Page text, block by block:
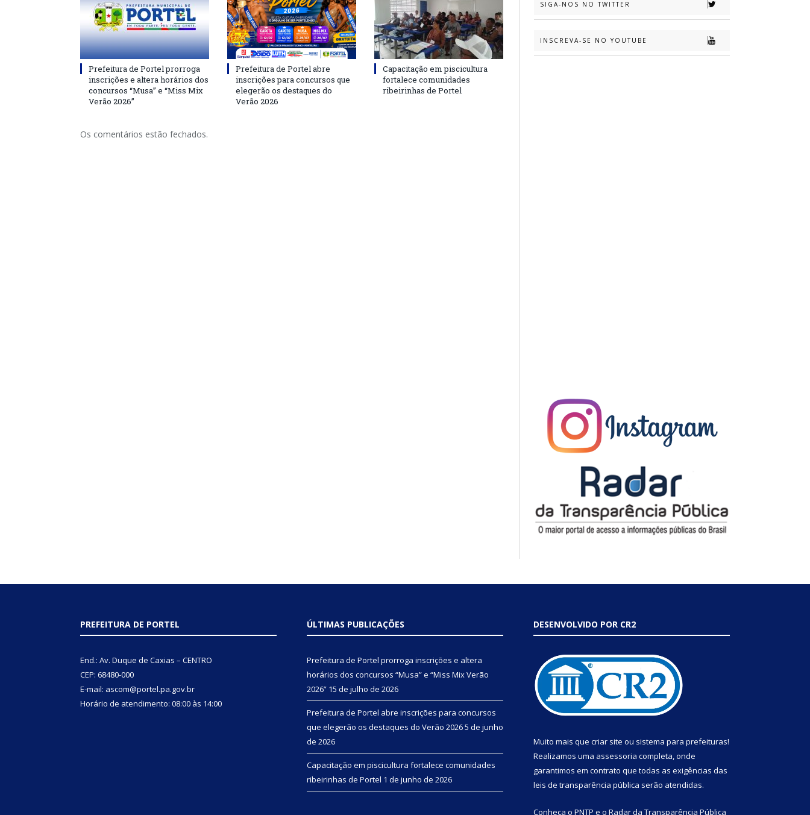
Prefeitura de Portel prorroga
inscrições e altera horários dos
concursos “Musa” e “Miss Mix
Verão 2026”
Prefeitura de Portel abre
inscrições para concursos que
elegerão os destaques do
Verão 2026
Capacitação em piscicultura
fortalece comunidades
ribeirinhas de Portel
Os comentários estão fechados.
SIGA-NOS NO TWITTER
INSCREVA-SE NO YOUTUBE
PREFEITURA DE PORTEL
End.: Av. Duque de Caxias – CENTRO
CEP: 68480-000
E-mail: ascom@portel.pa.gov.br
Horário de atendimento: 08:00 às 14:00
ÚLTIMAS PUBLICAÇÕES
Prefeitura de Portel prorroga inscrições e altera
horários dos concursos “Musa” e “Miss Mix Verão
2026” 15 de julho de 2026
Prefeitura de Portel abre inscrições para concursos
que elegerão os destaques do Verão 20265 de junho
de 2026
Capacitação em piscicultura fortalece comunidades
ribeirinhas de Portel 1 de junho de 2026
DESENVOLVIDO POR CR2
Muito mais que criar site ou sistema para prefeituras!
Realizamos uma assessoria completa, onde
garantimos em contrato que todas as exigências das
leis de transparência pública serão atendidas.
Conheça o PNTP e o Radar da Transparência Pública